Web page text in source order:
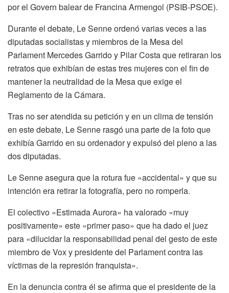
por el Govern balear de Francina Armengol (PSIB-PSOE).
Durante el debate, Le Senne ordenó varias veces a las
diputadas socialistas y miembros de la Mesa del
Parlament Mercedes Garrido y Pilar Costa que retiraran los
retratos que exhibían de estas tres mujeres con el fin de
mantener la neutralidad de la Mesa que exige el
Reglamento de la Cámara.
Tras no ser atendida su petición y en un clima de tensión
en este debate, Le Senne rasgó una parte de la foto que
exhibía Garrido en su ordenador y expulsó del pleno a las
dos diputadas.
Le Senne asegura que la rotura fue «accidental» y que su
intención era retirar la fotografía, pero no romperla.
El colectivo «Estimada Aurora» ha valorado «muy
positivamente» este «primer paso» que ha dado el juez
para «dilucidar la responsabilidad penal del gesto de este
miembro de Vox y presidente del Parlament contra las
víctimas de la represión franquista».
En la denuncia contra él se afirma que el presidente de la